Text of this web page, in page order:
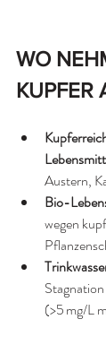
WO
KUPFER
Austern,
Bio-
wegen
(>5 mg/L